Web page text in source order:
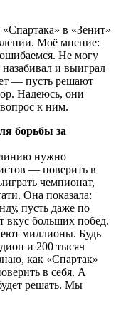
в «Зенит»
Моё мнение:
Не могу
и выиграл
— пусть решают
Надеюсь, они
к ним.
борьбы за
нужно
— поверить в
чемпионат,
Она показала:
пусть даже по
вкус больших побед.
миллионы. Будь
и 200 тысяч
как «Спартак»
в себя. А
решать. Мы